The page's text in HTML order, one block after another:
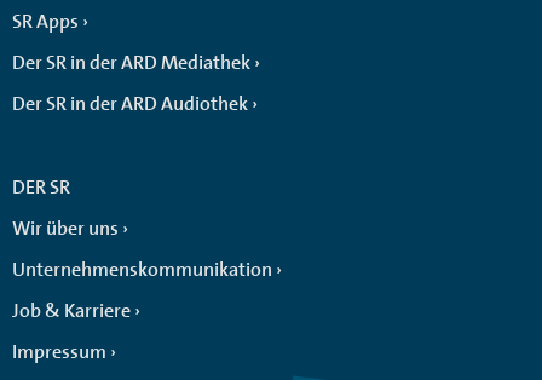
SR Apps
Der SR in der ARD Mediathek
Der SR in der ARD Audiothek
DER SR
Wir über uns
Unternehmenskommunikation
Job & Karriere
Impressum